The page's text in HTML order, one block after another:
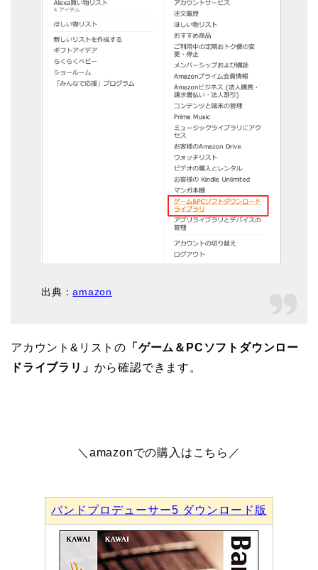
出典：amazon
アカウント&リストの 「ゲーム＆PCソフトダウンロー
ドライブラリ」 から確認できます。
＼amazonでの購入はこちら／
バンドプロデューサー5 ダウンロード版